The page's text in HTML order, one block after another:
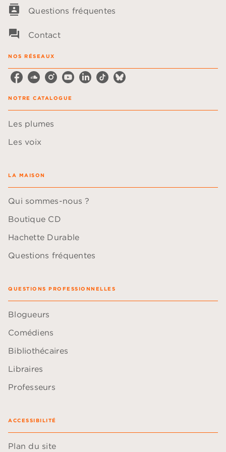
contacts Questions fréquentes
question_answer Contact
NOS RÉSEAUX
NOTRE CATALOGUE
Les plumes
Les voix
LA MAISON
Qui sommes-nous ?
Boutique CD
Hachette Durable
Questions fréquentes
QUESTIONS PROFESSIONNELLES
Blogueurs
Comédiens
Bibliothécaires
Libraires
Professeurs
ACCESSIBILITÉ
Plan du site